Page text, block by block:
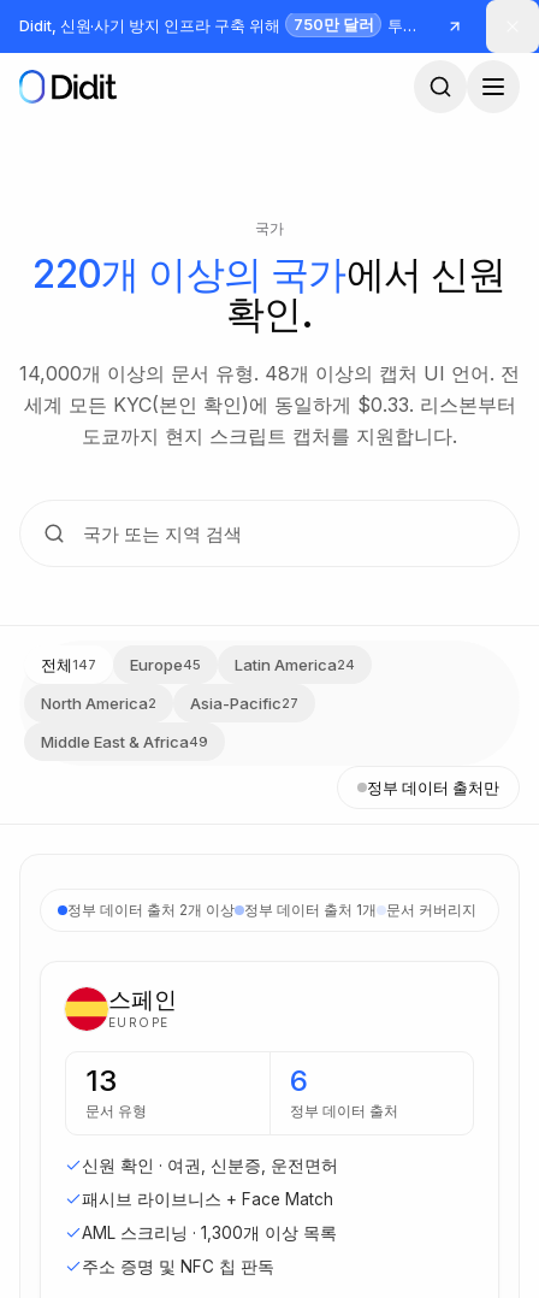
본문으로 건너뛰기
Didit, 신원·사기 방지 인프라 구축 위해 750만 달러 투자 유치
국가
220개 이상의 국가에서 신원
확인.
14,000개 이상의 문서 유형. 48개 이상의 캡처 UI 언어. 전
세계 모든 KYC(본인 확인)에 동일하게 $0.33. 리스본부터
도쿄까지 현지 스크립트 캡처를 지원합니다.
전체147 Europe45 Latin America24
North America2 Asia-Pacific27
Middle East & Africa49
정부 데이터 출처만
정부 데이터 출처 2개 이상 정부 데이터 출처 1개 문서 커버리지
스페인
EUROPE
13
문서 유형
6
정부 데이터 출처
신원 확인 · 여권, 신분증, 운전면허
패시브 라이브니스 + Face Match
AML 스크리닝 · 1,300개 이상 목록
주소 증명 및 NFC 칩 판독